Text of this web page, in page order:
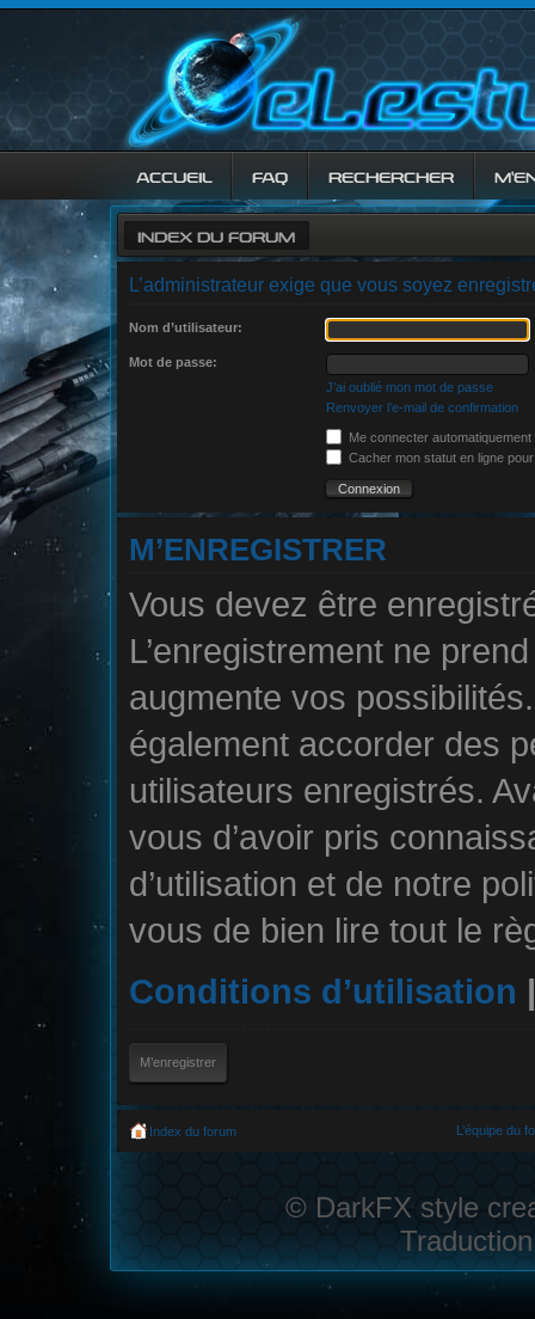
ACCUEIL FAQ RECHERCHER
INDEX DU FORUM
L’administrateur exige que vous soyez
Nom d’utilisateur:
Mot de passe:
J’ai oublié mon mot de passe
Renvoyer l’e-mail de confirmation
Me connecter
Cacher mon statut en ligne
M’ENREGISTRER
Vous devez être
L’enregistrement ne
augmente vos
également accorder des
utilisateurs enregistrés.
vous d’avoir pris
d’utilisation et de notre
vous de bien lire tout le
Conditions d’utilisation
M’enregistrer
Index du forum L’équipe du
© DarkFX style